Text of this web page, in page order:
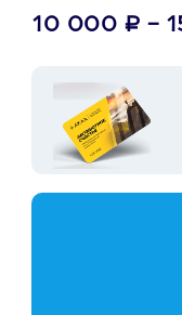
10 000 ₽ -